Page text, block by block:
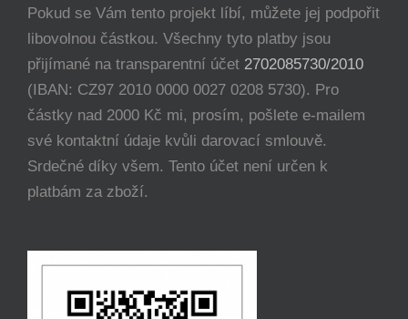
Pokud se Vám tento projekt líbí, můžete jej podpořit
libovolnou částkou. Všechny tyto platby jsou
přijímané na transparentní účet 2702085730/2010
(IBAN: CZ97 2010 0000 0027 0208 5730). Pro
částky nad 2000 Kč mi, prosím, pošlete e-mailem
své kontaktní údaje kvůli darovací smlouvě.
Srdečné díky všem. Tento účet není určen k
platbám za zboží.